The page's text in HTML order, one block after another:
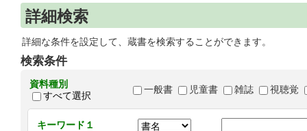
詳細検索
詳細な条件を設定して、蔵書を検索することができます。
検索条件
資料種別
すべて選択
一般書 児童書 雑誌 視聴覚
キーワード１